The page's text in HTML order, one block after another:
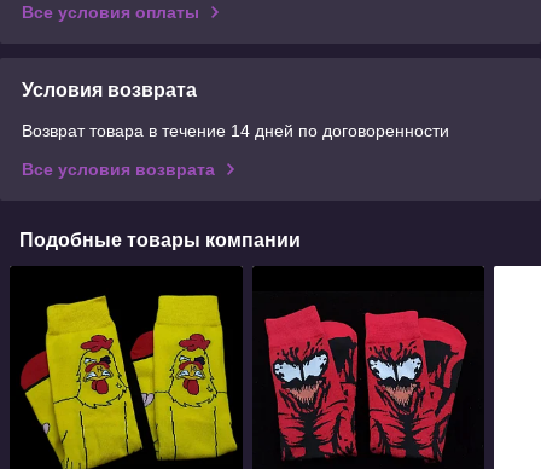
Все условия оплаты
Условия возврата
Возврат товара в течение 14 дней по договоренности
Все условия возврата
Подобные товары компании